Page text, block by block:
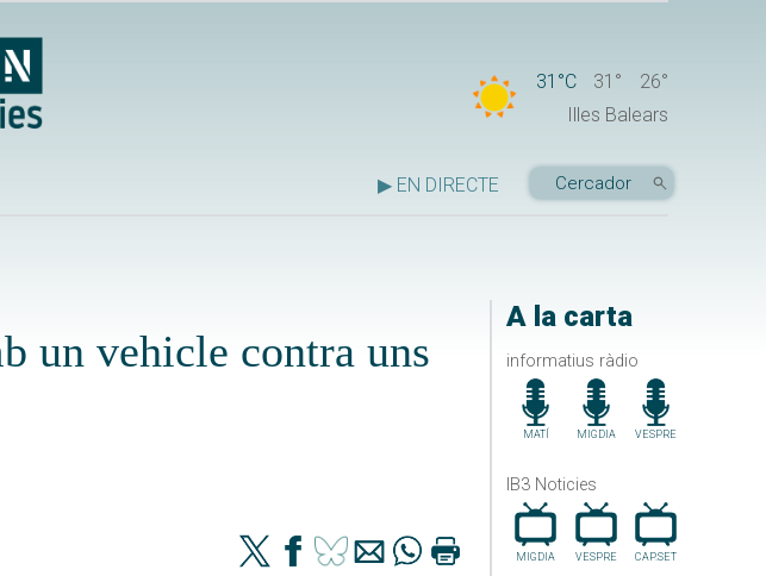
31°C 31°
26°
Illes Balears
▶ EN DIRECTE
A la carta
informatius ràdio
MATÍ MIGDIA VESPRE
IB3 Noticies
MIGDIA VESPRE CAP.SET
un vehicle contra uns